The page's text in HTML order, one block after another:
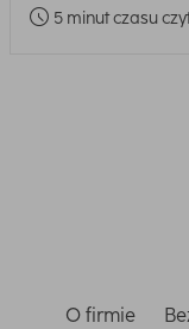
5 minut czasu
O firmie